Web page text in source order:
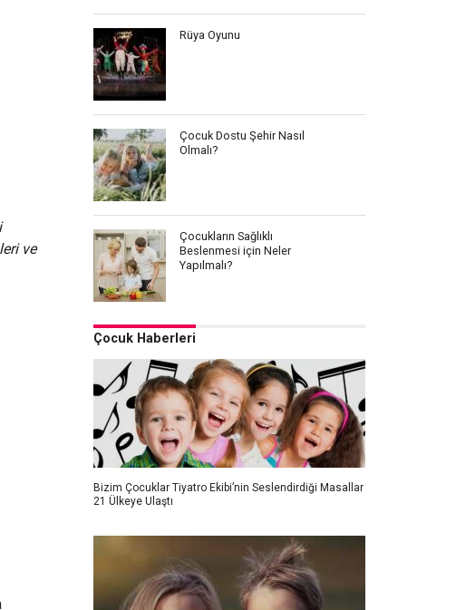
ve
Rüya Oyunu
Çocuk Dostu Şehir Nasıl
Olmalı?
Çocukların Sağlıklı
Beslenmesi için Neler
Yapılmalı?
Çocuk Haberleri
Bizim Çocuklar Tiyatro Ekibi’nin Seslendirdiği Masallar
21 Ülkeye Ulaştı